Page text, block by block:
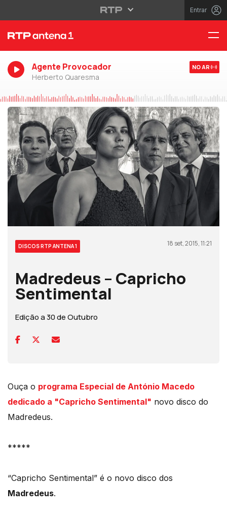
Entrar
Agente Provocador
Herberto Quaresma
NO AR
DISCOS RTP ANTENA 1 18 set, 2015, 11:21
Madredeus – Capricho
Sentimental
Edição a 30 de Outubro
Ouça o programa Especial de António Macedo
dedicado a "Capricho Sentimental" novo disco do
Madredeus.
*****
“Capricho Sentimental” é o novo disco dos
Madredeus.